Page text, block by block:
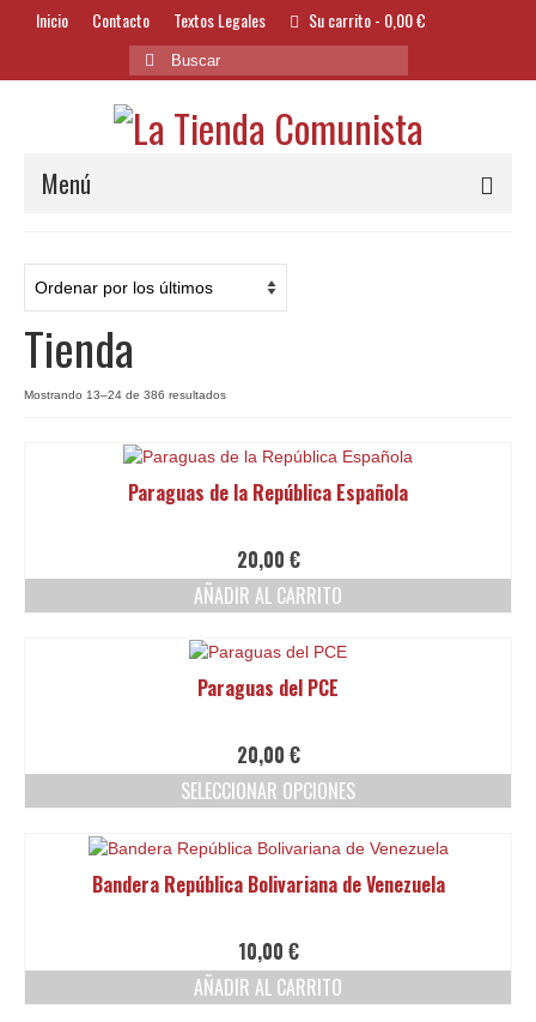
Inicio Contacto Textos Legales Su carrito- 0,00€
Buscar
por:
Menú
Bazar
Textil y Accesorios
Bordados
Tienda
Mostrando 13–24 de 386 resultadosOrdenado
últimos
Paraguas de la República Española
20,00 €
AÑADIR AL CARRITO
Paraguas del PCE
20,00 €
SELECCIONAR OPCIONES
producto
múltiples
Las
opciones
se
pueden
Bandera República Bolivariana de Venezuela
10,00 €
AÑADIR AL CARRITO